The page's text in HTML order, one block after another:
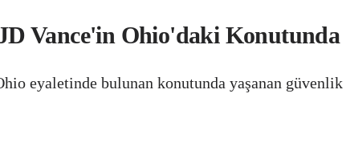
Vance'in Ohio'daki
eyaletinde bulunan konutunda yaşanan